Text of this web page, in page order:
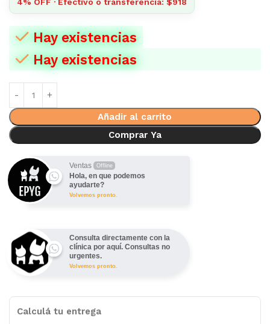
Hay existencias
Hay existencias
Añadir al carrito
Comprar Ya
Ventas Offline
Hola, en que podemos
ayudarte?
Volvemos pronto.
Consulta directamente con la
clínica por aquí. Consultas no
urgentes.
Volvemos pronto.
Calculá tu entrega